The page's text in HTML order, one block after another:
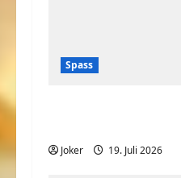
Spass
Joker 19. Juli 2026